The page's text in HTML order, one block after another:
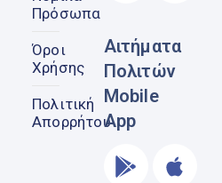
Πρόσωπα
Όροι
Χρήσης
Πολιτική
Απορρήτου
Αιτήματα
Πολιτών
Mobile
App